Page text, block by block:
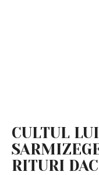
CULTUL
RITURI